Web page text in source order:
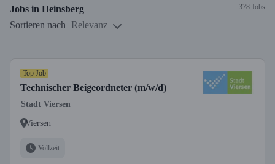
Jobs in Heinsberg 378 Jobs
Sortieren nach Relevanz
Top Job
Technischer Beigeordneter (m/w/d)
Stadt Viersen
Viersen
Vollzeit